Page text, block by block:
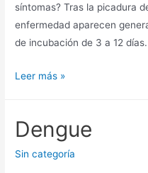
síntomas? Tras la picadura
enfermedad aparecen
de incubación de 3 a 12
Leer más »
Dengue
Sin categoría